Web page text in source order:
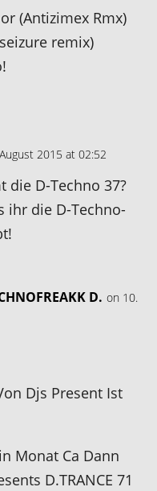
(Antizimex Rmx)
remix)
2015 at 02:52
die D-Techno 37?
ihr die D-Techno-
D. on 10.
Djs Present Ist
Monat Ca Dann
D.TRANCE 71